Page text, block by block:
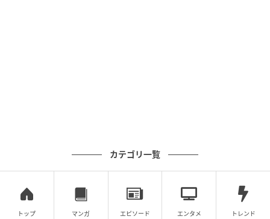
カテゴリ一覧
トップ マンガ エピソード エンタメ トレンド